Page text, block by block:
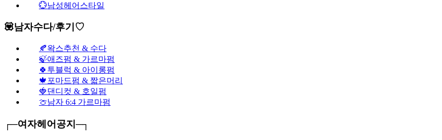
💮남성헤어스타일
💟남자수다/후기♡
🍂왁스추천 & 수다
🍃애즈펌 & 가르마펌
🍀투블럭 & 아이롱펌
🍁포마드펌 & 짧은머리
🍓댄디컷 & 호일펌
🍈남자 6:4 가르마펌
┌─여자헤어공지─┐